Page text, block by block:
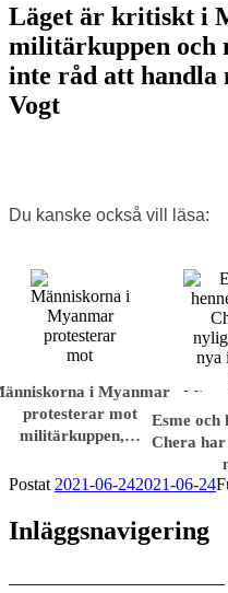
Läget är kritiskt i
militärkuppen och
inte råd att handla
Vogt
Du kanske också vill läsa:
i Myanmar
protesterar mot
militärkuppen,…
Esme och
Chera
Postat 2021-06-242021-06-24
Inläggsnavigering